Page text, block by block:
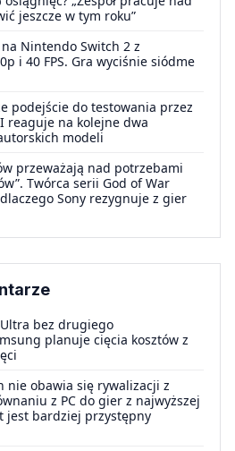
jeszcze w tym roku”
Nintendo Switch 2 z
i 40 FPS. Gra wyciśnie siódme
podejście do testowania przez
reaguje na kolejne dwa
modeli
przeważają nad potrzebami
Twórca serii God of War
Sony rezygnuje z gier
Ultra bez drugiego
planuje cięcia kosztów z
nie obawia się rywalizacji z
z PC do gier z najwyższej
jest bardziej przystępny